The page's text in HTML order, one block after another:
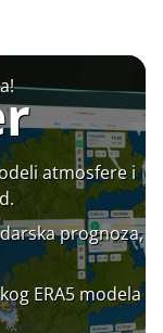
atmosfere i
prognoza,
ERA5 modela